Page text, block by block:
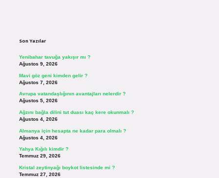
Son Yazılar
Yenibahar tavuğa yakışır mı ?
Ağustos 9, 2026
Mavi göz geni kimden gelir ?
Ağustos 7, 2026
Avrupa vatandaşlığının avantajları nelerdir ?
Ağustos 5, 2026
Ağzını bağla dilini tut duası kaç kere okunmalı ?
Ağustos 4, 2026
Almanya için hesapta ne kadar para olmalı ?
Ağustos 4, 2026
Yahya Kığılı kimdir ?
Temmuz 29, 2026
Kristal zeytinyağı boykot listesinde mi ?
Temmuz 27, 2026